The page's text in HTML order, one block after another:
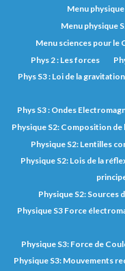
Menu
Menu physique
Menu sciences pour le
Phys 2 : Les forces
Phys S3 : Loi de la
Phys S3 : Ondes
Physique S2: Composition
Physique S2: Lentilles
Physique S2: Lois de la
Physique S2: Sources
Physique S3 Force
Physique S3: Force de
Physique S3: Mouvements